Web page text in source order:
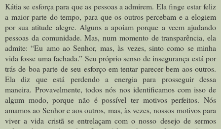
Kátia se esforça para que as pessoas a admirem. Ela finge estar feliz
a maior parte do tempo, para que os outros percebam e a elogiem
por sua atitude alegre. Alguns a apoiam porque a veem ajudando
pessoas da comunidade. Mas, num momento de transparência, ela
admite: “Eu amo ao Senhor, mas, às vezes, sinto como se minha
vida fosse uma fachada.” Seu próprio senso de insegurança está por
trás de boa parte de seu esforço em tentar parecer bem aos outros.
Ela diz que está perdendo a energia para prosseguir dessa
maneira.Provavelmente, todos nós nos identificamos com isso de
algum modo, porque não é possível ter motivos perfeitos. Nós
amamos ao Senhor e aos outros, mas, às vezes, nossos motivos para
viver a vida cristã se entrelaçam com o nosso desejo de sermos